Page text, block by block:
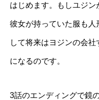
はじめます。もしユジン
彼女が持っていた服も
して将来はヨジンの会
になるのです。
3話のエンディングで鏡